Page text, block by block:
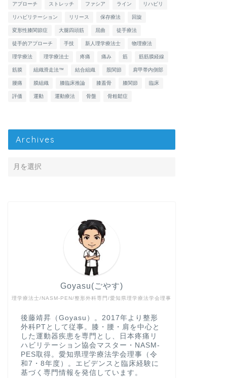
アプローチ ストレッチ ファシア ライン リハビリ
リハビリテーション リリース 保存療法 回旋
変形性膝関節症 大腿四頭筋 屈曲 徒手療法
徒手的アプローチ 手技 新人理学療法士 物理療法
理学療法 理学療法士 疼痛 痛み 筋 筋筋膜経線
筋膜 組織滑走法™ 結合組織 股関節 肩甲帯内側部
腰痛 膜組織 膝臨床推論 膝蓋骨 膝関節 臨床
評価 運動 運動療法 骨盤 骨粗鬆症
Archives
理学療法士/NASM-PEN/整形外科専門/愛知県理学療法学会理事
Goyasu(ごやす)
後藤靖昇（Goyasu）。2017年より整形
外科PTとして従事。膝・腰・肩を中心と
した運動器疾患を専門とし、日本疼痛リ
ハビリテーション協会マスター・NASM-
PES取得。愛知県理学療法学会理事（令
和7・8年度）。エビデンスと臨床経験に
基づく専門情報を発信しています。